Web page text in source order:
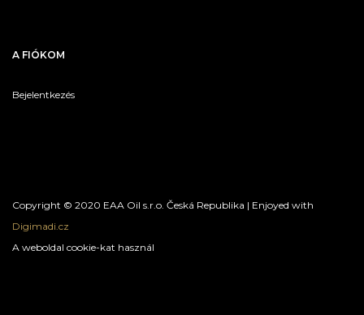
A FIÓKOM
Bejelentkezés
Copyright © 2020 EAA Oil s.r.o. Česká Republika | Enjoyed with
Digimadi.cz
A weboldal cookie-kat használ